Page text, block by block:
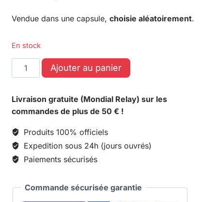
Vendue dans une capsule, choisie aléatoirement.
En stock
Ajouter au panier
Livraison gratuite (Mondial Relay) sur les
commandes de plus de 50 € !
Produits 100% officiels
Expedition sous 24h (jours ouvrés)
Paiements sécurisés
Commande sécurisée garantie